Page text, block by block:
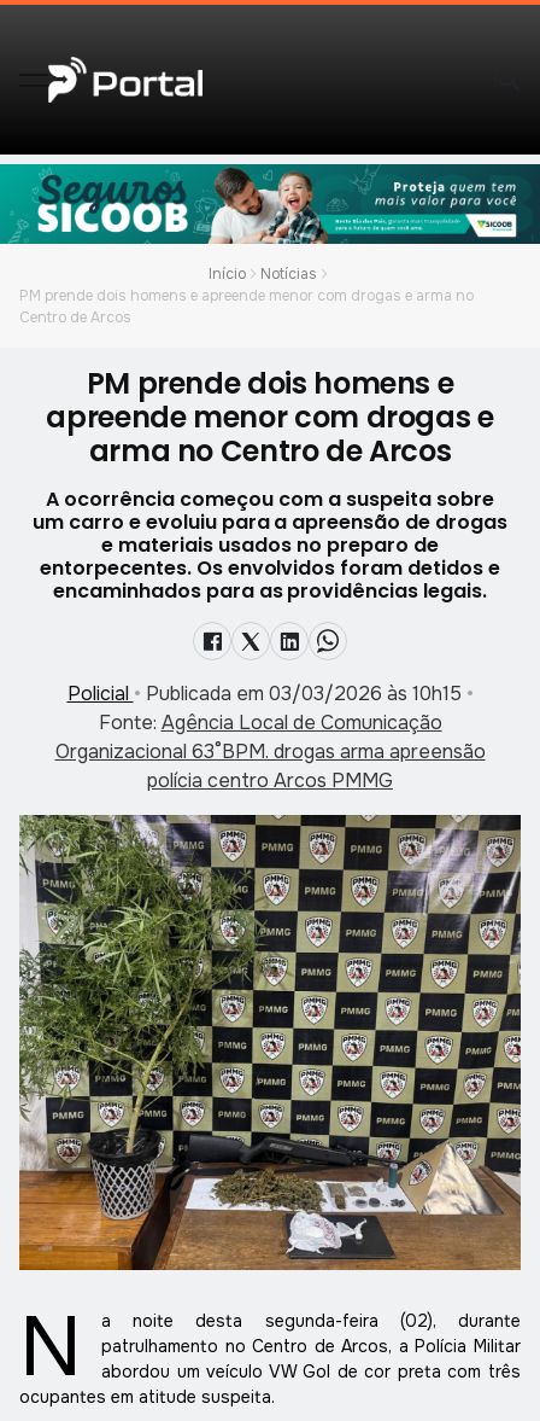
Início
Notícias
PM prende dois homens e apreende menor com drogas e arma no
Centro de Arcos
PM prende dois homens e
apreende menor com drogas e
arma no Centro de Arcos
A ocorrência começou com a suspeita sobre
um carro e evoluiu para a apreensão de drogas
e materiais usados no preparo de
entorpecentes. Os envolvidos foram detidos e
encaminhados para as providências legais.
Policial • Publicada em 03/03/2026 às 10h15 •
Fonte: Agência Local de Comunicação
Organizacional 63°BPM. drogas arma apreensão
polícia centro Arcos PMMG
N
a noite desta segunda-feira (02), durante
patrulhamento no Centro de Arcos, a Polícia Militar
abordou um veículo VW Gol de cor preta com três
ocupantes em atitude suspeita.